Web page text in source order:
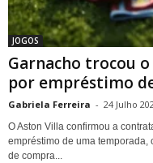
JOGOS
Garnacho trocou
por empréstimo
Gabriela Ferreira - 24 Julho
O Aston Villa confirmou a
empréstimo de uma
de compra...